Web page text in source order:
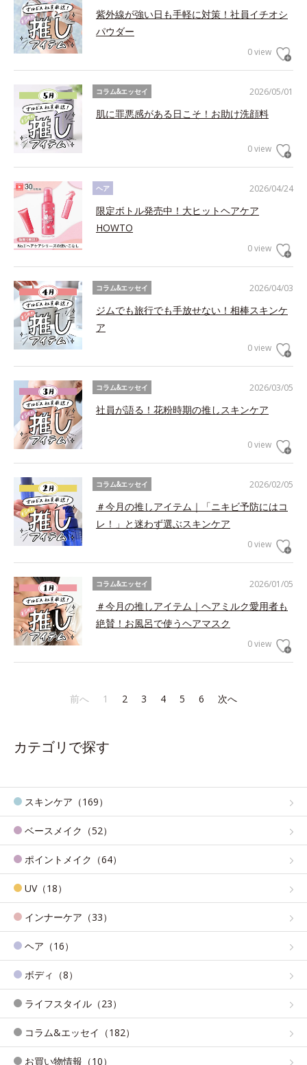
紫外線が強い日も手軽に対策！社員イチオシ
パウダー
0 view
2026/05/01
コラム&エッセイ
肌に罪悪感がある日こそ！お助け洗顔料
0 view
2026/04/24
ヘア
限定ボトル発売中！大ヒットヘアケア
HOWTO
0 view
2026/04/03
コラム&エッセイ
ジムでも旅行でも手放せない！相棒スキンケ
ア
0 view
2026/03/05
コラム&エッセイ
社員が語る！花粉時期の推しスキンケア
0 view
2026/02/05
コラム&エッセイ
＃今月の推しアイテム｜「ニキビ予防にはコ
レ！」と迷わず選ぶスキンケア
0 view
2026/01/05
コラム&エッセイ
＃今月の推しアイテム｜ヘアミルク愛用者も
絶賛！お風呂で使うヘアマスク
0 view
前へ 1 2 3 4 5 6 次へ
カテゴリで探す
スキンケア（169）
ベースメイク（52）
ポイントメイク（64）
UV（18）
インナーケア（33）
ヘア（16）
ボディ（8）
ライフスタイル（23）
コラム&エッセイ（182）
お買い物情報（10）